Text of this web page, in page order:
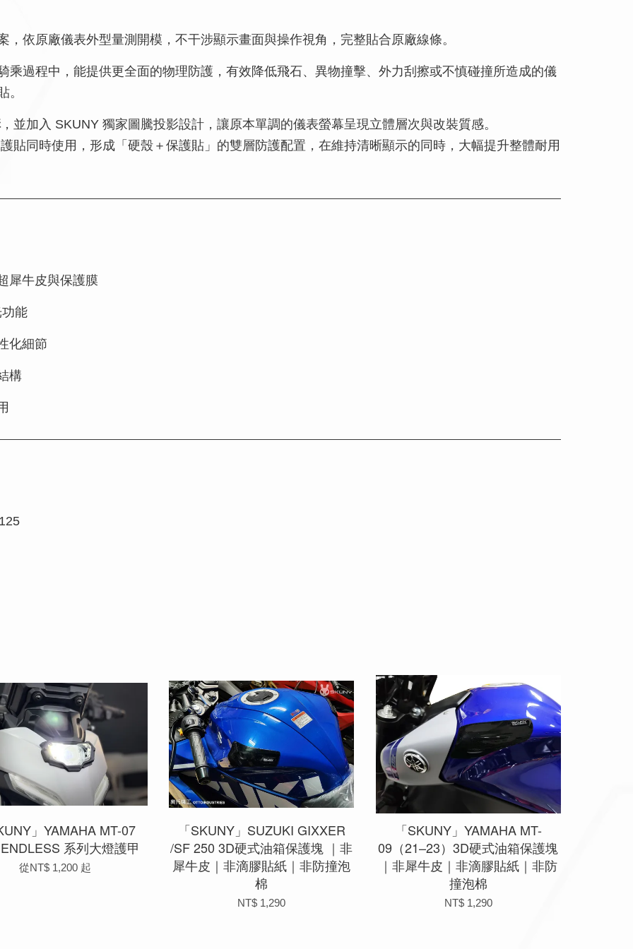
依原廠儀表外型量測開模，不干涉顯示畫面與操作視角，完整貼合原廠線條。
乘過程中，能提供更全面的物理防護，有效降低飛石、異物撞擊、外力刮擦或不慎碰撞所造成的儀
。
，並加入 SKUNY 獨家圖騰投影設計，讓原本單調的儀表螢幕呈現立體層次與改裝質感。
貼同時使用，形成「硬殼＋保護貼」的雙層防護配置，在維持清晰顯示的同時，大幅提升整體耐用
犀牛皮與保護膜
能
化細節
構
」YAMAHA MT-07
系列大燈護甲
從NT$ 1,200 起
「SKUNY」SUZUKI GIXXER
/SF 250 3D硬式油箱保護塊 ｜非
犀牛皮｜非滴膠貼紙｜非防撞泡
棉
NT$ 1,290
「SKUNY」YAMAHA MT-
09（21–23）3D硬式油箱保護塊
｜非犀牛皮｜非滴膠貼紙｜非防
撞泡棉
NT$ 1,290